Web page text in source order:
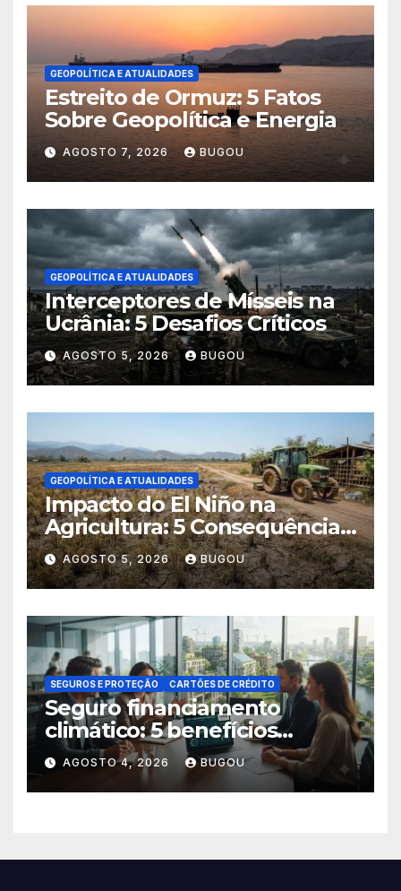
GEOPOLÍTICA E ATUALIDADES
Estreito de Ormuz: 5 Fatos
Sobre Geopolítica e Energia
AGOSTO 7, 2026 BUGOU
GEOPOLÍTICA E ATUALIDADES
Interceptores de Mísseis na
Ucrânia: 5 Desafios Críticos
AGOSTO 5, 2026 BUGOU
GEOPOLÍTICA E ATUALIDADES
Impacto do El Niño na
Agricultura: 5 Consequências
Críticas
AGOSTO 5, 2026 BUGOU
SEGUROS E PROTEÇÃO CARTÕES DE CRÉDITO
Seguro financiamento
climático: 5 benefícios
essenciais
AGOSTO 4, 2026 BUGOU